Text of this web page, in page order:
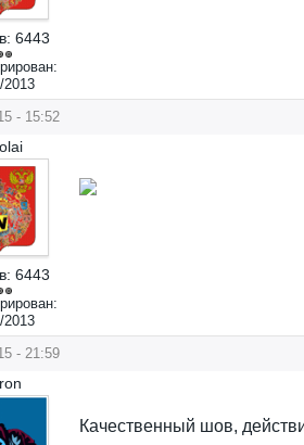
6443
2013
- 15:52
6443
2013
- 21:59
Качественный шов,